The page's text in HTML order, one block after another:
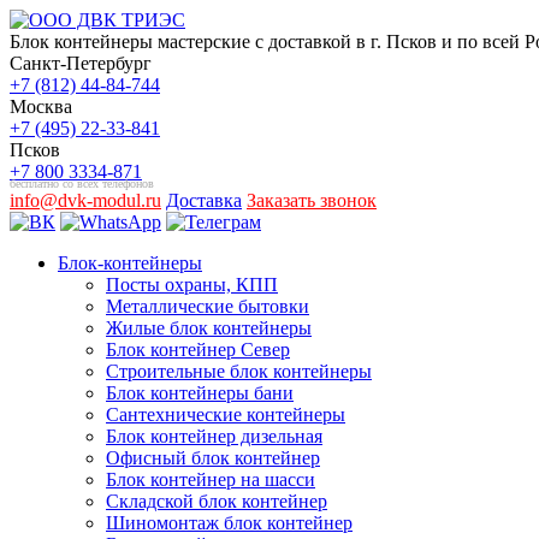
Блок контейнеры мастерские с доставкой в г. Псков и по всей
Санкт-Петербург
+7 (812) 44-84-744
Москва
+7 (495) 22-33-841
Псков
+7 800 3334-871
бесплатно со всех телефонов
info@dvk-modul.ru Доставка Заказать звонок
Блок-контейнеры
Посты охраны, КПП
Металлические бытовки
Жилые блок контейнеры
Блок контейнер Север
Строительные блок контейнеры
Блок контейнеры бани
Сантехнические контейнеры
Блок контейнер дизельная
Офисный блок контейнер
Блок контейнер на шасси
Складской блок контейнер
Шиномонтаж блок контейнер